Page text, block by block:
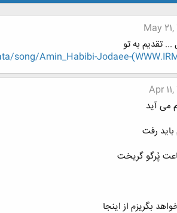
May 21,
تقدیم به تو
song/Amin_Habibi-Jodaee-
Apr
می آید
رفت
پُرگو گریخت
بگریزم از اینجا